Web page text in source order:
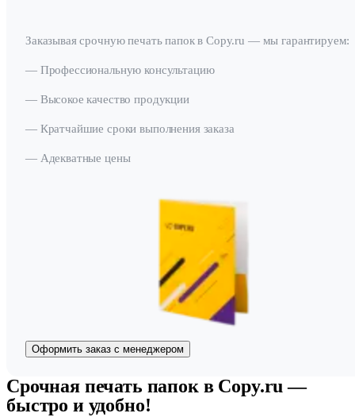
Заказывая срочную печать папок в Copy.ru — мы гарантируем:
— Профессиональную консультацию
— Высокое качество продукции
— Кратчайшие сроки выполнения заказа
— Адекватные цены
Оформить заказ с менеджером
Срочная печать папок в Copy.ru —
быстро и удобно!